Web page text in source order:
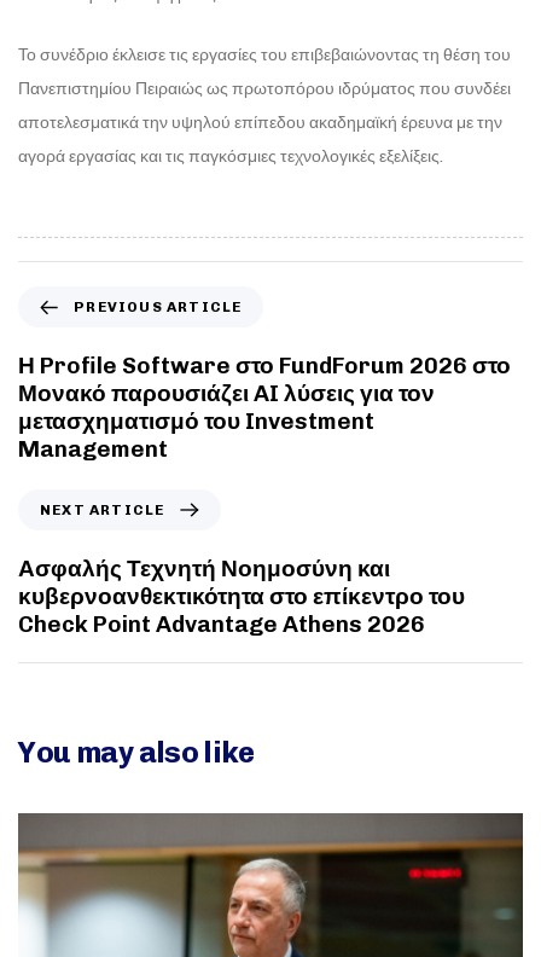
Το συνέδριο έκλεισε τις εργασίες του επιβεβαιώνοντας τη θέση του
Πανεπιστημίου Πειραιώς ως πρωτοπόρου ιδρύματος που συνδέει
αποτελεσματικά την υψηλού επίπεδου ακαδημαϊκή έρευνα με την
αγορά εργασίας και τις παγκόσμιες τεχνολογικές εξελίξεις.
PREVIOUS ARTICLE
Η Profile Software στο FundForum 2026 στο
Μονακό παρουσιάζει AI λύσεις για τον
μετασχηματισμό του Investment
Management
NEXT ARTICLE
Ασφαλής Τεχνητή Νοημοσύνη και
κυβερνοανθεκτικότητα στο επίκεντρο του
Check Point Advantage Athens 2026
You may also like